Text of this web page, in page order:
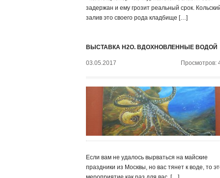
задержан и ему грозит реальный срок.
залив это своего рода кладбище […]
ВЫСТАВКА H2O. ВДОХНОВЛЕННЫЕ ВОДОЙ
03.05.2017 Просмотров:
Если вам не удалось вырваться на майские
праздники из Москвы, но вас тянет к воде, то